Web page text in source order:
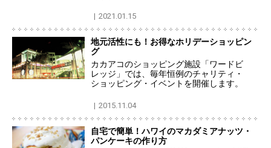
2021.01.15
地元活性にも！お得なホリデーショッピン
グ
カカアコのショッピング施設「ワードビ
レッジ」では、毎年恒例のチャリティ・
ショッピング・イベントを開催します。
2015.11.04
自宅で簡単！ハワイのマカダミアナッツ・
パンケーキの作り方